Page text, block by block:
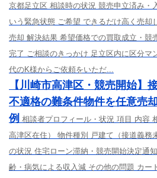
京都足立区 相談時の状況 競売申立済み・
いう緊急状態 ご希望 できるだけ高く売却
売却 解決結果 希望価格での買取成立・競
完了 ご相談のきっかけ 足立区内に区分マ
代のK様からご依頼をいただ...
【川崎市高津区・競売開始】
不適格の難条件物件を任意売
例 相談者プロフィール・状況 項目 内容
高津区在住） 物件種別 戸建て（接道義務
の状況 住宅ローン滞納・競売開始決定通
齢・病気による収入減 その他の問題 カー